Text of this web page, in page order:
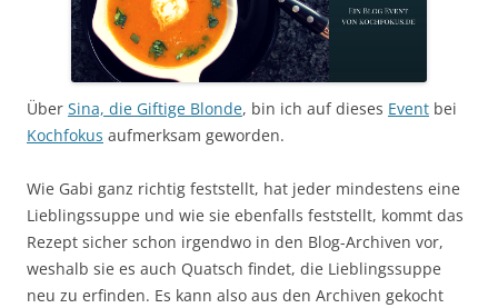
Über Sina, die Giftige Blonde, bin ich auf dieses Event bei
Kochfokus aufmerksam geworden.
Wie Gabi ganz richtig feststellt, hat jeder mindestens eine
Lieblingssuppe und wie sie ebenfalls feststellt, kommt das
Rezept sicher schon irgendwo in den Blog-Archiven vor,
weshalb sie es auch Quatsch findet, die Lieblingssuppe
neu zu erfinden. Es kann also aus den Archiven gekocht